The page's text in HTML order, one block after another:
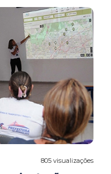
805 visualizações